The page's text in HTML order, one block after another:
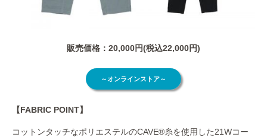
販売価格：20,000円(税込22,000円)
～オンラインストア～
【FABRIC POINT】
コットンタッチなポリエステルのCAVE®糸を使用した21Wコー